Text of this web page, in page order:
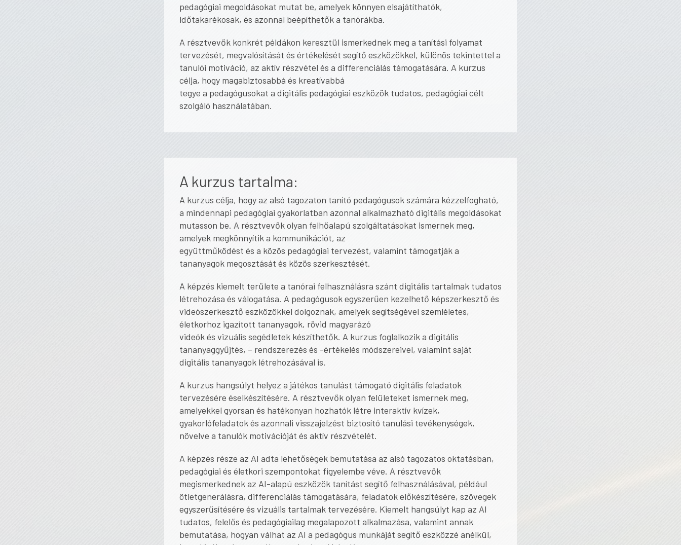
pedagógiai megoldásokat mutat be, amelyek könnyen elsajátíthatók,
időtakarékosak, és azonnal beépíthetők a tanórákba.
A résztvevők konkrét példákon keresztül ismerkednek meg a tanítási folyamat
tervezését, megvalósítását és értékelését segítő eszközökkel, különös tekintettel a
tanulói motiváció, az aktív részvétel és a differenciálás támogatására. A kurzus
célja, hogy magabiztosabbá és kreatívabbá
tegye a pedagógusokat a digitális pedagógiai eszközök tudatos, pedagógiai célt
szolgáló használatában.
A kurzus tartalma:
A kurzus célja, hogy az alsó tagozaton tanító pedagógusok számára kézzelfogható,
a mindennapi pedagógiai gyakorlatban azonnal alkalmazható digitális megoldásokat
mutasson be. A résztvevők olyan felhőalapú szolgáltatásokat ismernek meg,
amelyek megkönnyítik a kommunikációt, az
együttműködést és a közös pedagógiai tervezést, valamint támogatják a
tananyagok megosztását és közös szerkesztését.
A képzés kiemelt területe a tanórai felhasználásra szánt digitális tartalmak tudatos
létrehozása és válogatása. A pedagógusok egyszerűen kezelhető képszerkesztő és
videószerkesztő eszközökkel dolgoznak, amelyek segítségével szemléletes,
életkorhoz igazított tananyagok, rövid magyarázó
videók és vizuális segédletek készíthetők. A kurzus foglalkozik a digitális
tananyaggyűjtés, – rendszerezés és -értékelés módszereivel, valamint saját
digitális tananyagok létrehozásával is.
A kurzus hangsúlyt helyez a játékos tanulást támogató digitális feladatok
tervezésére éselkészítésére. A résztvevők olyan felületeket ismernek meg,
amelyekkel gyorsan és hatékonyan hozhatók létre interaktív kvízek,
gyakorlófeladatok és azonnali visszajelzést biztosító tanulási tevékenységek,
növelve a tanulók motivációját és aktív részvételét.
A képzés része az AI adta lehetőségek bemutatása az alsó tagozatos oktatásban,
pedagógiai és életkori szempontokat figyelembe véve. A résztvevők
megismerkednek az AI-alapú eszközök tanítást segítő felhasználásával, például
ötletgenerálásra, differenciálás támogatására, feladatok előkészítésére, szövegek
egyszerűsítésére és vizuális tartalmak tervezésére. Kiemelt hangsúlyt kap az AI
tudatos, felelős és pedagógiailag megalapozott alkalmazása, valamint annak
bemutatása, hogyan válhat az AI a pedagógus munkáját segítő eszközzé anélkül,